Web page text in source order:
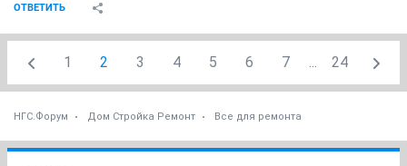
ОТВЕТИТЬ
1 2 3 4 5 6 7 ... 24
НГС.Форум Дом Стройка Ремонт Все для ремонта